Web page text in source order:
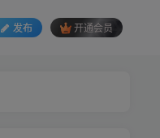
发布 开通会员